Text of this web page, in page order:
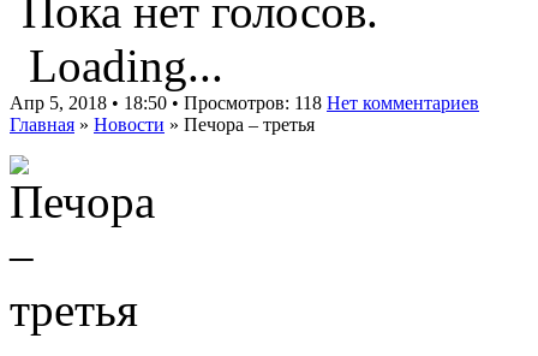
Пока нет голосов.
Loading...
Апр 5, 2018 • 18:50 • Просмотров: 118 Нет комментариев
Главная » Новости » Печора – третья